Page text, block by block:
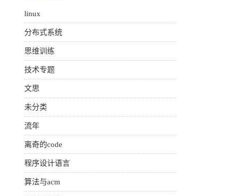
linux
分布式系统
思维训练
技术专题
文思
未分类
流年
离奇的code
程序设计语言
算法与acm